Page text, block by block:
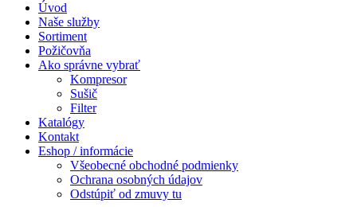
Úvod
Naše služby
Sortiment
Požičovňa
Ako správne vybrať
Kompresor
Sušič
Filter
Katalógy
Kontakt
Eshop / informácie
Všeobecné obchodné podmienky
Ochrana osobných údajov
Odstúpiť od zmuvy tu